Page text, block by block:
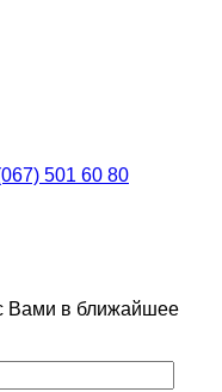
501 60 80
Вами в ближайшее